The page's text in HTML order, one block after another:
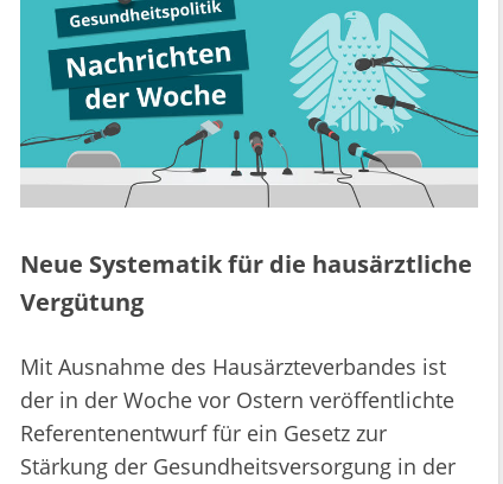
Neue Systematik für die hausärztliche
Vergütung
Mit Ausnahme des Hausärzteverbandes ist
der in der Woche vor Ostern veröffentlichte
Referentenentwurf für ein Gesetz zur
Stärkung der Gesundheitsversorgung in der